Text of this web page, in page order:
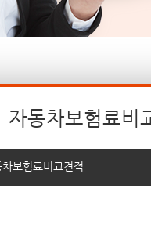
자동차보험료비
보험료비교견적